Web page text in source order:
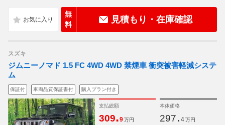
無
料
見積もり・在庫確認
スズキ
ジムニーノマド 1.5 FC 4WD 4WD 禁煙車 衝突被害軽減システ
ム
保証付 車両品質保証書付 購入プラン付き
支払総額
309.9 万円
本体価格
297. 4 万円